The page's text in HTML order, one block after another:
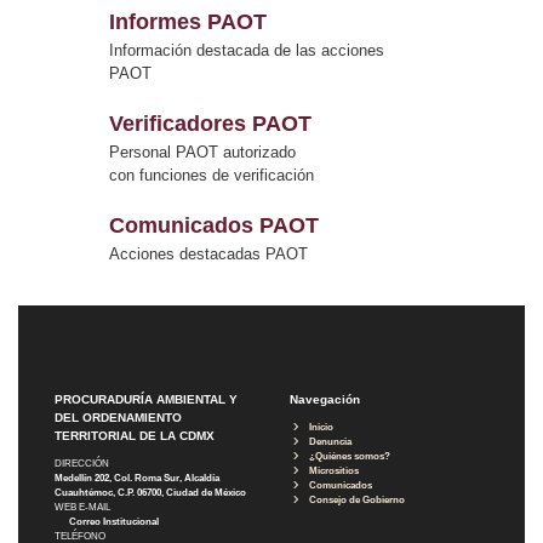
Informes PAOT
Información destacada de las acciones
PAOT
Verificadores PAOT
Personal PAOT autorizado
con funciones de verificación
Comunicados PAOT
Acciones destacadas PAOT
PROCURADURÍA AMBIENTAL Y
DEL ORDENAMIENTO
TERRITORIAL DE LA CDMX
DIRECCIÓN
Medellín 202, Col. Roma Sur, Alcaldía
Cuauhtémoc, C.P. 06700, Ciudad de México
WEB E-MAIL
Correo Institucional
TELÉFONO
Navegación
Inicio
Denuncia
¿Quiénes somos?
Micrositios
Comunicados
Consejo de Gobierno